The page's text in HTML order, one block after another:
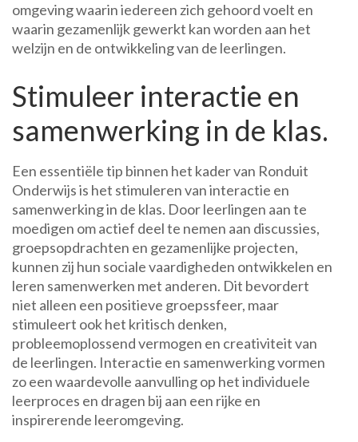
omgeving waarin iedereen zich gehoord voelt en
waarin gezamenlijk gewerkt kan worden aan het
welzijn en de ontwikkeling van de leerlingen.
Stimuleer interactie en
samenwerking in de klas.
Een essentiële tip binnen het kader van Ronduit
Onderwijs is het stimuleren van interactie en
samenwerking in de klas. Door leerlingen aan te
moedigen om actief deel te nemen aan discussies,
groepsopdrachten en gezamenlijke projecten,
kunnen zij hun sociale vaardigheden ontwikkelen en
leren samenwerken met anderen. Dit bevordert
niet alleen een positieve groepssfeer, maar
stimuleert ook het kritisch denken,
probleemoplossend vermogen en creativiteit van
de leerlingen. Interactie en samenwerking vormen
zo een waardevolle aanvulling op het individuele
leerproces en dragen bij aan een rijke en
inspirerende leeromgeving.